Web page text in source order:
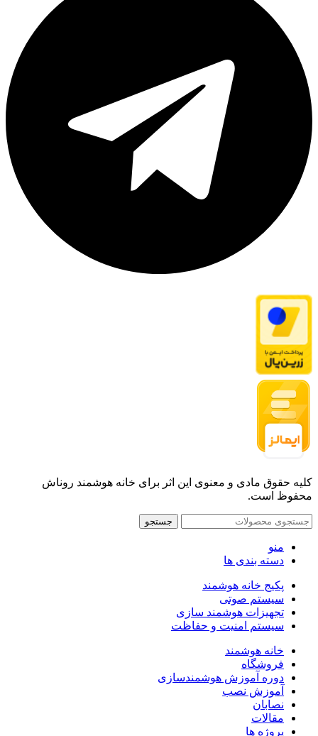
کلیه حقوق مادی و معنوی این اثر برای خانه هوشمند روناش
محفوظ است.
جستجو
منو
دسته بندی ها
پکیج خانه هوشمند
سیستم صوتی
تجهیزات هوشمند سازی
سیستم امنیت و حفاظت
خانه هوشمند
فروشگاه
دوره آموزش هوشمندسازی
آموزش نصب
نصابان
مقالات
پروژه ها